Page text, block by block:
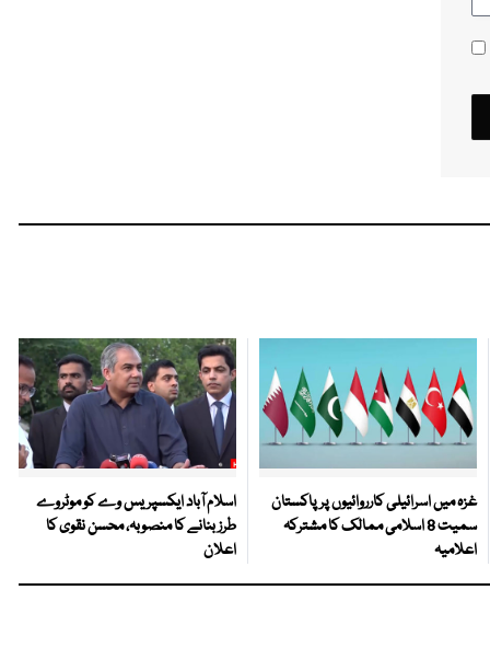
غزہ میں اسرائیلی کارروائیوں پر پاکستان
سمیت 8 اسلامی ممالک کا مشترکہ
اعلامیہ
اسلام آباد ایکسپریس وے کو موٹروے
طرز بنانے کا منصوبہ، محسن نقوی کا
اعلان